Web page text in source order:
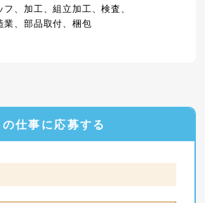
、加工、組立加工、検査、
業、部品取付、梱包
の仕事に応募する